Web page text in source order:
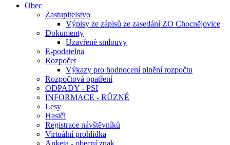
Obec
Zastupitelstvo
Výpisy ze zápisů ze zasedání ZO Chocnějovice
Dokumenty
Uzavřené smlouvy
E-podatelna
Rozpočet
Výkazy pro hodnocení plnění rozpočtu
Rozpočtová opatření
ODPADY - PSI
INFORMACE - RŮZNÉ
Lesy
Hasiči
Registrace návštěvníků
Virtuální prohlídka
Anketa - obecní znak